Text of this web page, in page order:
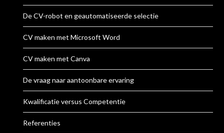
De CV-robot en geautomatiseerde selectie
CV maken met Microsoft Word
CV maken met Canva
De vraag naar aantoonbare ervaring
Kwalificatie versus Competentie
Referenties